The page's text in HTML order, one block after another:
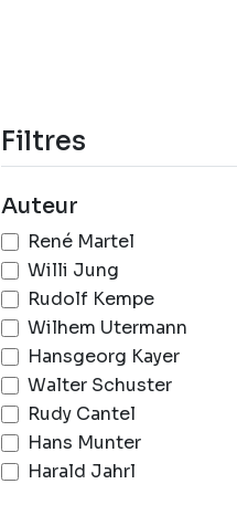
Filtres
Auteur
René Martel
Willi Jung
Rudolf Kempe
Wilhem Utermann
Hansgeorg Kayer
Walter Schuster
Rudy Cantel
Hans Munter
Harald Jahrl